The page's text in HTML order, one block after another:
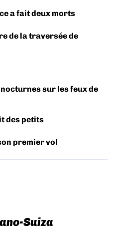
a fait deux morts
de la traversée de
sur les feux de
des petits
premier vol
Suiza